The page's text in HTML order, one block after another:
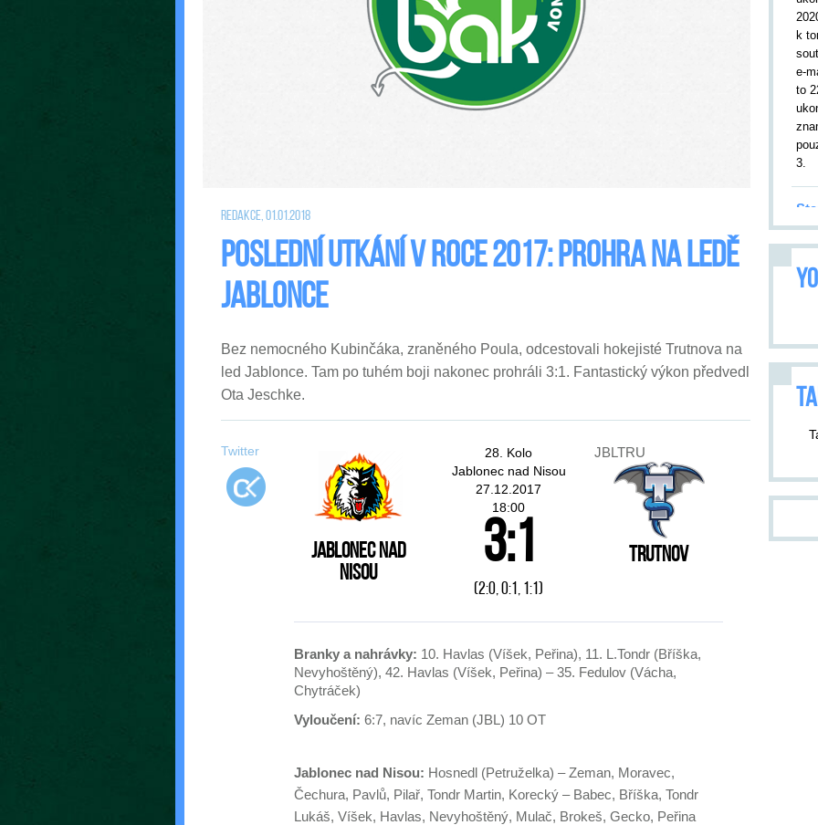
Redakce, 01.01.2018
Poslední utkání v roce 2017: Prohra na ledě
Jablonce
Bez nemocného Kubinčáka, zraněného Poula, odcestovali hokejisté Trutnova na
led Jablonce. Tam po tuhém boji nakonec prohráli 3:1. Fantastický výkon předvedl
Ota Jeschke.
Twitter JBLTRU
Jablonec nad
Nisou
28. Kolo
Jablonec nad Nisou
27.12.2017
18:00
3:1
(2:0, 0:1, 1:1)
Trutnov
Branky a nahrávky: 10. Havlas (Víšek, Peřina), 11. L.Tondr (Bříška,
Nevyhoštěný), 42. Havlas (Víšek, Peřina) – 35. Fedulov (Vácha,
Chytráček)
Vyloučení: 6:7, navíc Zeman (JBL) 10 OT
Jablonec nad Nisou: Hosnedl (Petruželka) – Zeman, Moravec,
Čechura, Pavlů, Pilař, Tondr Martin, Korecký – Babec, Bříška, Tondr
Lukáš, Víšek, Havlas, Nevyhoštěný, Mulač, Brokeš, Gecko, Peřina
k
e-
to
3.